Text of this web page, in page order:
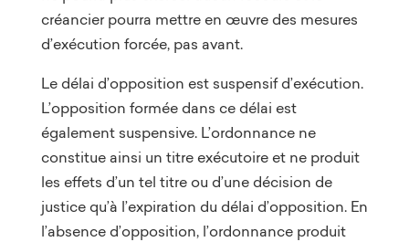
créancier pourra mettre en œuvre des mesures
d’exécution forcée, pas avant.
Le délai d’opposition est suspensif d’exécution.
L’opposition formée dans ce délai est
également suspensive. L’ordonnance ne
constitue ainsi un titre exécutoire et ne produit
les effets d’un tel titre ou d’une décision de
justice qu’à l’expiration du délai d’opposition. En
l’absence d’opposition, l’ordonnance produit